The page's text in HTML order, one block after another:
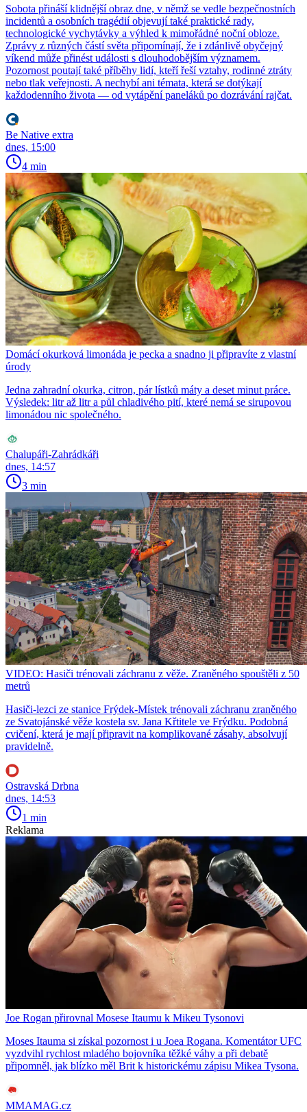
Sobota přináší klidnější obraz dne, v němž se vedle bezpečnostních
incidentů a osobních tragédií objevují také praktické rady,
technologické vychytávky a výhled k mimořádné noční obloze.
Zprávy z různých částí světa připomínají, že i zdánlivě obyčejný
víkend může přinést události s dlouhodobějším významem.
Pozornost poutají také příběhy lidí, kteří řeší vztahy, rodinné ztráty
nebo tlak veřejnosti. A nechybí ani témata, která se dotýkají
každodenního života — od vytápění paneláků po dozrávání rajčat.
Be Native extra
dnes, 15:00
4 min
Domácí okurková limonáda je pecka a snadno ji připravíte z vlastní
úrody
Jedna zahradní okurka, citron, pár lístků máty a deset minut práce.
Výsledek: litr až litr a půl chladivého pití, které nemá se sirupovou
limonádou nic společného.
Chalupáři-Zahrádkáři
dnes, 14:57
3 min
VIDEO: Hasiči trénovali záchranu z věže. Zraněného spouštěli z 50
metrů
Hasiči-lezci ze stanice Frýdek-Místek trénovali záchranu zraněného
ze Svatojánské věže kostela sv. Jana Křtitele ve Frýdku. Podobná
cvičení, která je mají připravit na komplikované zásahy, absolvují
pravidelně.
Ostravská Drbna
dnes, 14:53
1 min
Reklama
Joe Rogan přirovnal Mosese Itaumu k Mikeu Tysonovi
Moses Itauma si získal pozornost i u Joea Rogana. Komentátor UFC
vyzdvihl rychlost mladého bojovníka těžké váhy a při debatě
připomněl, jak blízko měl Brit k historickému zápisu Mikea Tysona.
MMAMAG.cz